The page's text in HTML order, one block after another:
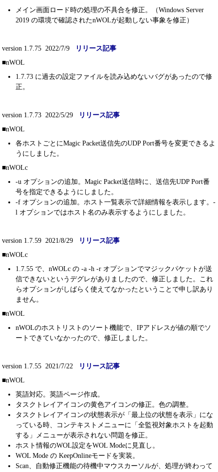
メイン画面ロード時の処理の不具合を修正。（Windows Server
2019 の環境で確認されたnWOLが起動しない事象を修正）
version 1.7.75 2022/7/9
リリース記事
■nWOL
1.7.73 に過去の設定ファイルを読み込めないバグがあったので修
正。
version 1.7.73 2022/5/29
リリース記事
■nWOL
各ホストごとにMagic Packet送信先のUDP Port番号を変更できるよ
うにしました。
■nWOLc
-u オプションの追加。Magic Packet送信時に、送信先UDP Port番
号を指定できるようにしました。
-f オプションの追加。ホスト一覧表示で詳細情報を表示します。-
l オプションではホスト名のみ表示するようにしました。
version 1.7.59 2021/8/29
リリース記事
■nWOLc
1.7.55 で、nWOLc の -a -h -r オプションでマジックパケットが送
信できないというデグレがありましたので、修正しました。これ
らオプションがしばらく使えてなかったということで申し訳あり
ません。
■nWOL
nWOLのホストリストのソート機能で、IPアドレスが値の順でソ
ートできていなかったので、修正しました。
version 1.7.55 2021/7/22
リリース記事
■nWOL
英語対応。英語ページ作成。
タスクトレイアイコンの黄色アイコンの修正。色の調整。
タスクトレイアイコンの状態表示が「最上位の状態を表示」にな
っている時、コンテキストメニューに「全監視対象ホストを起動
する」メニューが表示されない問題を修正。
ホスト情報のWOL設定をWOL Modeに見直し。
WOL Mode の KeepOnlineモードを実装。
Scan、自動修正機能の待機中マウスカーソルが、処理が終わって